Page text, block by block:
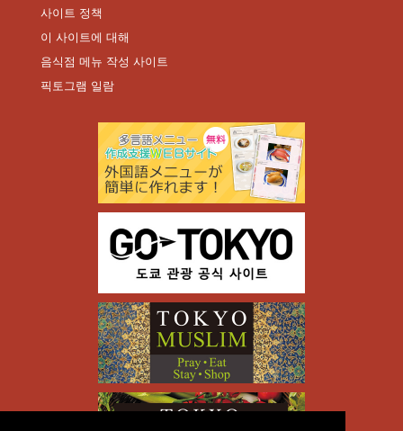
사이트 정책
이 사이트에 대해
음식점 메뉴 작성 사이트
픽토그램 일람